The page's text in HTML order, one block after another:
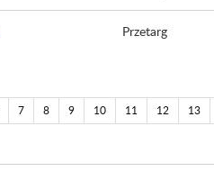
Przetarg
7 8 9 10 11 12 13